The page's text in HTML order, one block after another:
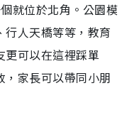
就位於北角。公園模
人天橋等等，教育
更可以在這裡踩單
，家長可以帶同小朋